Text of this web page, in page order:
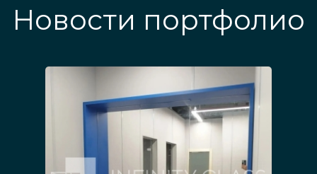
Новости портфолио